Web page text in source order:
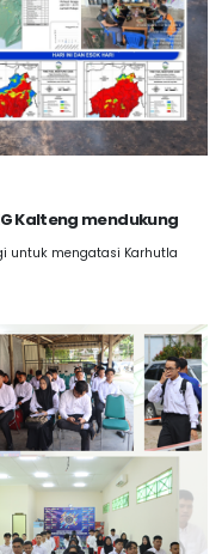
Kalteng mendukung
untuk mengatasi Karhutla